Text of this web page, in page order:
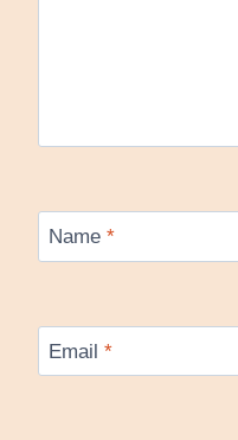
Name *
Email *